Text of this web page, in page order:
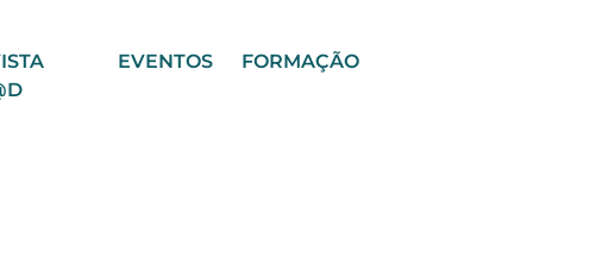
EVENTOS FORMAÇÃO